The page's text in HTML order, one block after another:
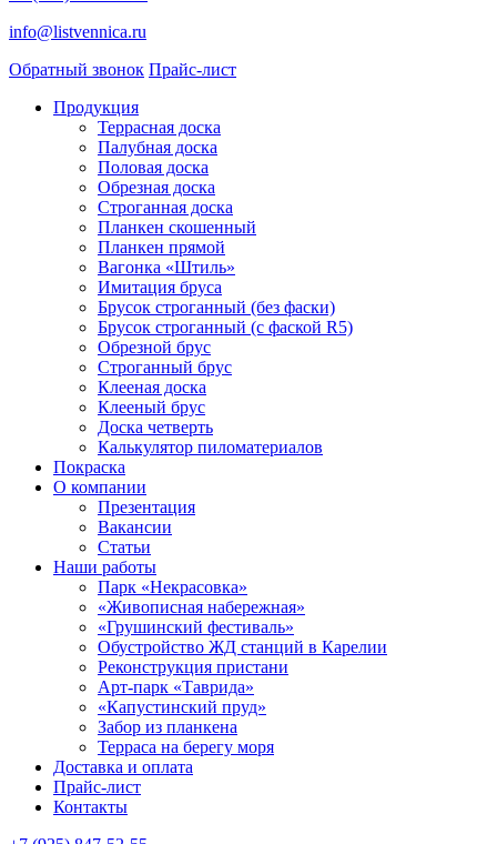
info@listvennica.ru
Обратный звонок Прайс-лист
Продукция
Террасная доска
Палубная доска
Половая доска
Обрезная доска
Строганная доска
Планкен скошенный
Планкен прямой
Вагонка «Штиль»
Имитация бруса
Брусок строганный (без фаски)
Брусок строганный (с фаской R5)
Обрезной брус
Строганный брус
Клееная доска
Клееный брус
Доска четверть
Калькулятор пиломатериалов
Покраска
О компании
Презентация
Вакансии
Статьи
Наши работы
Парк «Некрасовка»
«Живописная набережная»
«Грушинский фестиваль»
Обустройство ЖД станций в Карелии
Реконструкция пристани
Арт-парк «Таврида»
«Капустинский пруд»
Забор из планкена
Терраса на берегу моря
Доставка и оплата
Прайс-лист
Контакты